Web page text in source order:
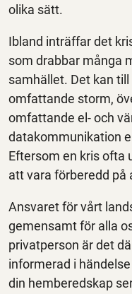
olika sätt.
Ibland inträffar det
som drabbar många
samhället. Det kan
omfattande storm,
omfattande el- och
datakommunikation
Eftersom en kris ofta
att vara förberedd på
Ansvaret för vårt
gemensamt för alla
privatperson är det
informerad i
din hemberedskap